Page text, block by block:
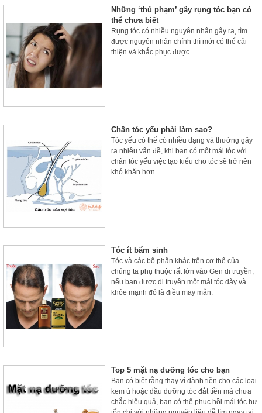
Những ‘thủ phạm’ gây rụng tóc bạn có
thể chưa biết
Rụng tóc có nhiều nguyên nhân gây ra, tìm
được nguyên nhân chính thì mới có thể cải
thiện và khắc phục được.
Chân tóc yếu phải làm sao?
Tóc yếu có thể có nhiều dạng và thường gây
ra nhiều vấn đề, khi bạn có một mái tóc với
chân tóc yếu việc tạo kiểu cho tóc sẽ trở nên
khó khăn hơn.
Tóc ít bẩm sinh
Tóc và các bộ phận khác trên cơ thể của
chúng ta phụ thuộc rất lớn vào Gen di truyền,
nếu bạn được di truyền một mái tóc dày và
khỏe mạnh đó là điều may mắn.
Top 5 mặt nạ dưỡng tóc cho bạn
Bạn có biết rằng thay vì dành tiền cho các loại
kem ủ hoặc dầu dưỡng tóc đắt tiền mà chưa
chắc hiệu quả, bạn có thể phục hồi mái tóc hư